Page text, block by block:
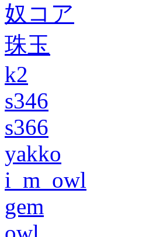
奴コア
珠玉
k2
s346
s366
yakko
i_m_owl
gem